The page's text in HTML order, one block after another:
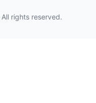
rights reserved.